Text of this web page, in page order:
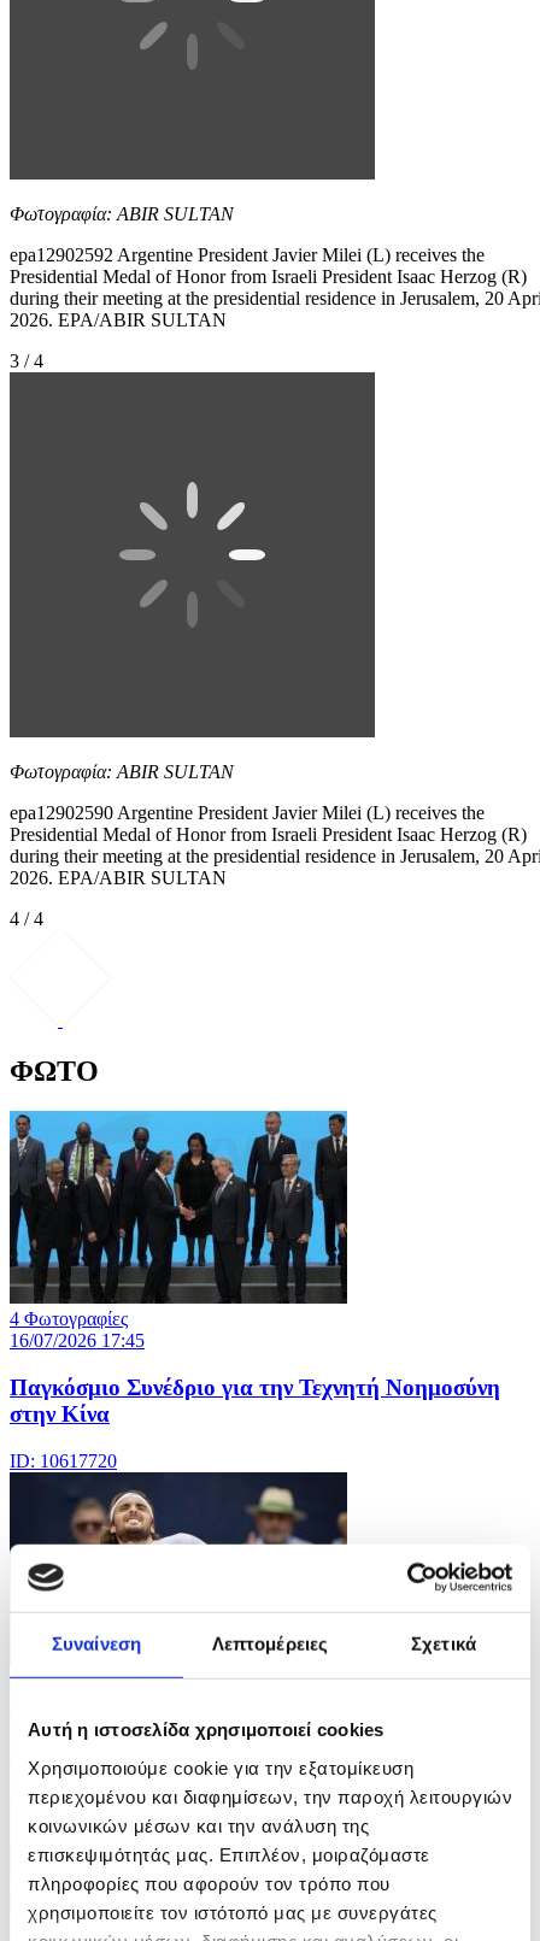
Συναίνεση Λεπτομέρειες Σχετικά
Αυτή η ιστοσελίδα χρησιμοποιεί cookies
Χρησιμοποιούμε cookie για την εξατομίκευση
περιεχομένου και διαφημίσεων, την παροχή λειτουργιών
κοινωνικών μέσων και την ανάλυση της
επισκεψιμότητάς μας. Επιπλέον, μοιραζόμαστε
πληροφορίες που αφορούν τον τρόπο που
χρησιμοποιείτε τον ιστότοπό μας με συνεργάτες
Φωτογραφία: ABIR SULTAN
epa12902592 Argentine President Javier Milei (L) receives the
Presidential Medal of Honor from Israeli President Isaac Herzog (R)
during their meeting at the presidential residence in Jerusalem, 20
2026. EPA/ABIR SULTAN
3 / 4
Φωτογραφία: ABIR SULTAN
epa12902590 Argentine President Javier Milei (L) receives the
Presidential Medal of Honor from Israeli President Isaac Herzog (R)
during their meeting at the presidential residence in Jerusalem, 20
2026. EPA/ABIR SULTAN
4 / 4
ΦΩΤΟ
4 Φωτογραφίες
16/07/2026 17:45
Παγκόσμιο Συνέδριο για την Τεχνητή Νοημοσύνη
στην Κίνα
ID: 10617720
4 Φωτογραφίες
Ο Στέφανος Τσιτσιπάς στο Swiss Open
ID: 10617696